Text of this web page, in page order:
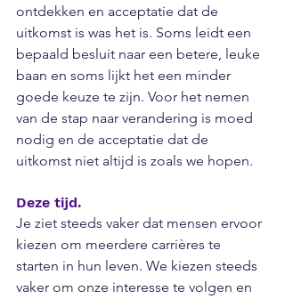
ontdekken en acceptatie dat de
uitkomst is was het is. Soms leidt een
bepaald besluit naar een betere, leuke
baan en soms lijkt het een minder
goede keuze te zijn. Voor het nemen
van de stap naar verandering is moed
nodig en de acceptatie dat de
uitkomst niet altijd is zoals we hopen.
Deze tijd.
Je ziet steeds vaker dat mensen ervoor
kiezen om meerdere carrières te
starten in hun leven. We kiezen steeds
vaker om onze interesse te volgen en